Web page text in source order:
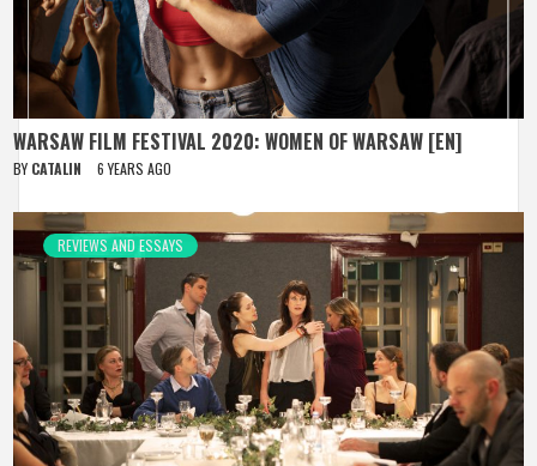
WARSAW FILM FESTIVAL 2020: WOMEN OF WARSAW [EN]
BY CATALIN 6 YEARS AGO
REVIEWS AND ESSAYS